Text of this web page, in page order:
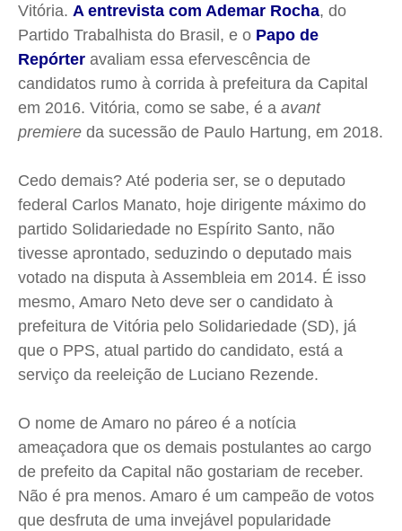
Meio Ambiente
Saúde
Cidades
Colunas
Caetano Roque
Gustavo Bastos
Jr Mignone (in memorian)
Publicidade Legal
Anuncie
Quem Somos
Expediente
Contato
Anuncie
Meio Ambiente
Saúde
Cidades
Colunas
Caetano Roque
Gustavo Bastos
Jr Mignone (in memorian)
Publicidade Legal
Anuncie
Quem Somos
Expediente
Contato
Anuncie
Meio Ambiente
Saúde
Cidades
Colunas
Caetano Roque
Gustavo Bastos
Jr Mignone (in memorian)
Publicidade Legal
Anuncie
Quem Somos
Expediente
Contato
Anuncie
Meio Ambiente
Saúde
Cidades
Colunas
Caetano Roque
Gustavo Bastos
Jr Mignone (in memorian)
Publicidade Legal
Anuncie
Quem Somos
Expediente
Contato
Anuncie
Vitória. A entrevista com Ademar Rocha, do
Partido Trabalhista do Brasil, e o Papo de
Repórter avaliam essa efervescência de
candidatos rumo à corrida à prefeitura da Capital
em 2016. Vitória, como se sabe, é a avant
premiere da sucessão de Paulo Hartung, em 2018.
Cedo demais? Até poderia ser, se o deputado
federal Carlos Manato, hoje dirigente máximo do
partido Solidariedade no Espírito Santo, não
tivesse aprontado, seduzindo o deputado mais
votado na disputa à Assembleia em 2014. É isso
mesmo, Amaro Neto deve ser o candidato à
prefeitura de Vitória pelo Solidariedade (SD), já
que o PPS, atual partido do candidato, está a
serviço da reeleição de Luciano Rezende.
O nome de Amaro no páreo é a notícia
ameaçadora que os demais postulantes ao cargo
de prefeito da Capital não gostariam de receber.
Não é pra menos. Amaro é um campeão de votos
que desfruta de uma invejável popularidade